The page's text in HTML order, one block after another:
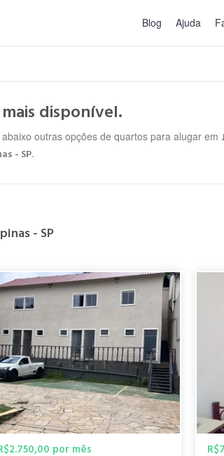
Blog Ajuda
disponível.
outras opções de quartos para alugar em
- SP.
- SP
por mês